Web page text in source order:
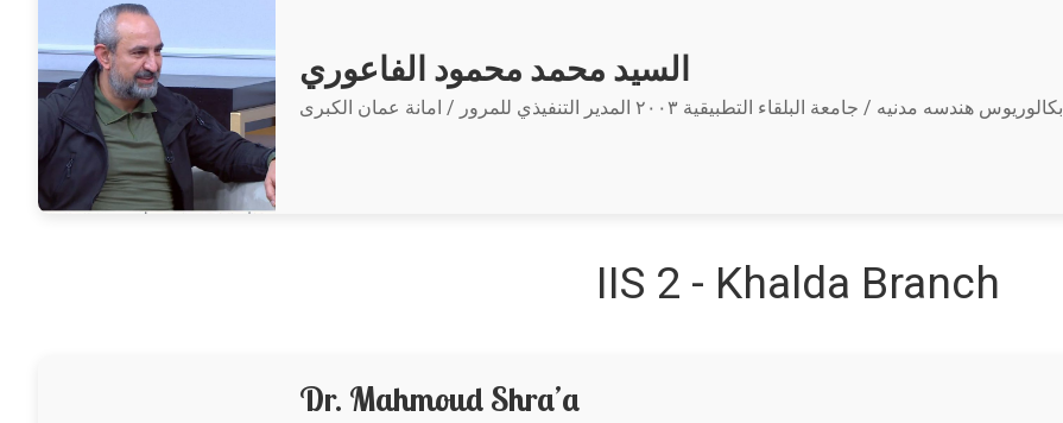
السيد محمد محمود الفاعوري
بكالوريوس هندسه مدنيه / جامعة البلقاء التطبيقية ٢٠٠٣ المدير التنفيذي للمرور / امانة عمان الكبرى
IIS 2 - Khalda Branch
Dr. Mahmoud Shra’a